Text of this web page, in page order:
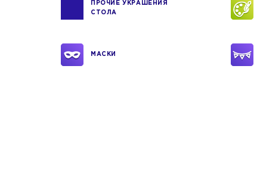
ПРОЧИЕ УКРАШЕНИЯ
СТОЛА
МАСКИ